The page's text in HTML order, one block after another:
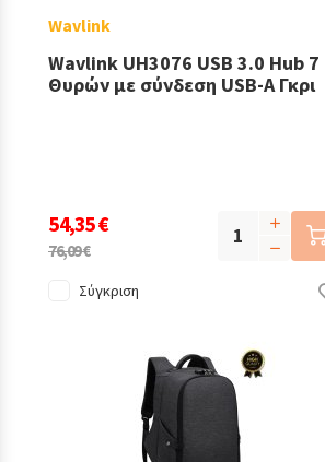
Wavlink
Wavlink UH3076 USB 3.0 Hub 7
Θυρών με σύνδεση USB-A Γκρι
54,35 €
76,09 €
Σύγκριση